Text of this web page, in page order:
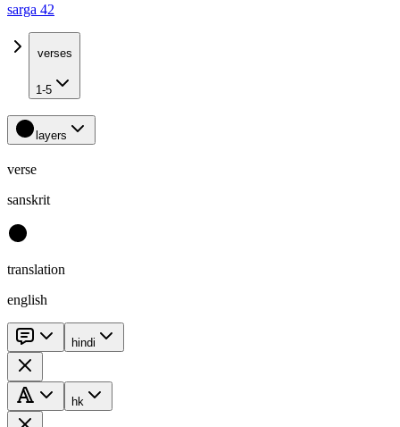
sarga 42
verses
1-5
layers
verse
sanskrit
translation
english
hindi
hk